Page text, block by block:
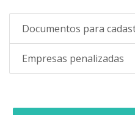
Documentos para
Empresas penalizadas